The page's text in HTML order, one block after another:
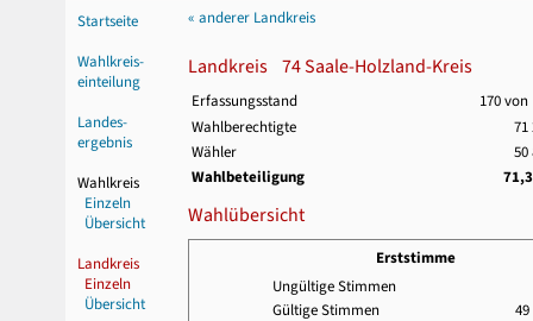
Startseite
Wahlkreis-
einteilung
Landes-
ergebnis
Wahlkreis
Einzeln
Übersicht
Landkreis
Einzeln
Übersicht
« anderer Landkreis
Landkreis 74 Saale-Holzland-Kreis
Erfassungsstand
170 von
Wahlberechtigte
71
Wähler
50
Wahlbeteiligung
Wahlübersicht
Erststimme
Ungültige Stimmen
Gültige Stimmen
49